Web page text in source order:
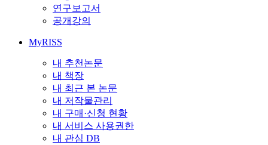
연구보고서
공개강의
MyRISS
내 추천논문
내 책장
내 최근 본 논문
내 저작물관리
내 구매·신청 현황
내 서비스 사용권한
내 관심 DB